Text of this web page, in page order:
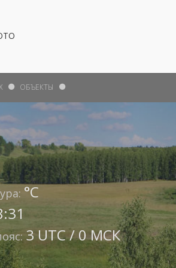
°С
3 UTC / 0 МСК
ОБЪЕКТЫ